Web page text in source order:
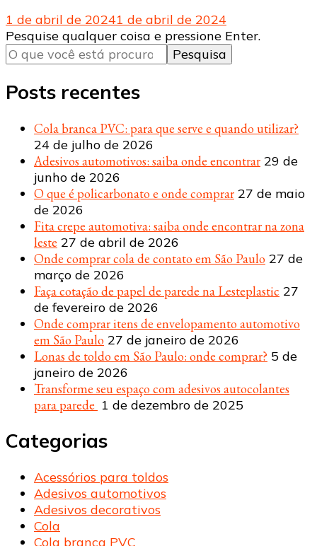
1 de abril de 20241 de abril de 2024
Procurando
algo?
Pesquise qualquer coisa e pressione Enter.
Posts recentes
Cola branca PVC: para que serve e quando utilizar?
24 de julho de 2026
Adesivos automotivos: saiba onde encontrar 29 de
junho de 2026
O que é policarbonato e onde comprar 27 de maio
de 2026
Fita crepe automotiva: saiba onde encontrar na zona
leste 27 de abril de 2026
Onde comprar cola de contato em São Paulo 27 de
março de 2026
Faça cotação de papel de parede na Lesteplastic 27
de fevereiro de 2026
Onde comprar itens de envelopamento automotivo
em São Paulo 27 de janeiro de 2026
Lonas de toldo em São Paulo: onde comprar? 5 de
janeiro de 2026
Transforme seu espaço com adesivos autocolantes
para parede 1 de dezembro de 2025
Categorias
Acessórios para toldos
Adesivos automotivos
Adesivos decorativos
Cola
Cola branca PVC